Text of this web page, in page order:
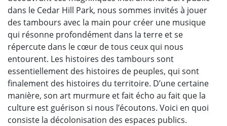
dans le Cedar Hill Park, nous sommes invités à jouer
des tambours avec la main pour créer une musique
qui résonne profondément dans la terre et se
répercute dans le cœur de tous ceux qui nous
entourent. Les histoires des tambours sont
essentiellement des histoires de peuples, qui sont
finalement des histoires du territoire. D’une certaine
manière, son art murmure et fait écho au fait que la
culture est guérison si nous l’écoutons. Voici en quoi
consiste la décolonisation des espaces publics.